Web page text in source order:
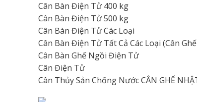
Cân Bàn Điện Tử 400 kg
Cân Bàn Điện Tử 500 kg
Cân Bàn Điện Tử Các Loại
Cân Bàn Điện Tử Tất Cả Các Loại (Cân
Cân Bàn Ghế Ngồi Điện Tử
Cân Điện Tử
Cân Thủy Sản Chống Nước CÂN GHẾ